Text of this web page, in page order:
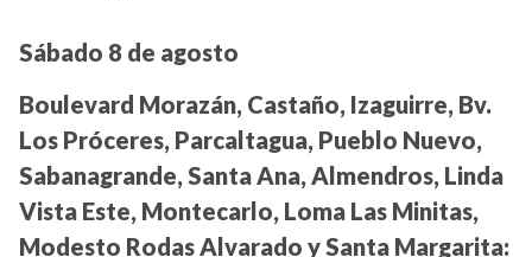
Sábado 8 de agosto
Boulevard Morazán, Castaño, Izaguirre, Bv.
Los Próceres, Parcaltagua, Pueblo Nuevo,
Sabanagrande, Santa Ana, Almendros, Linda
Vista Este, Montecarlo, Loma Las Minitas,
Modesto Rodas Alvarado y Santa Margarita: